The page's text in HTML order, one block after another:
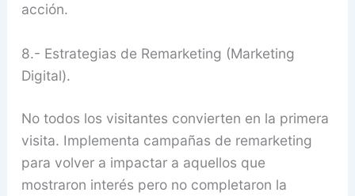
acción.
8.- Estrategias de Remarketing (Marketing
Digital).
No todos los visitantes convierten en la primera
visita. Implementa campañas de remarketing
para volver a impactar a aquellos que
mostraron interés pero no completaron la